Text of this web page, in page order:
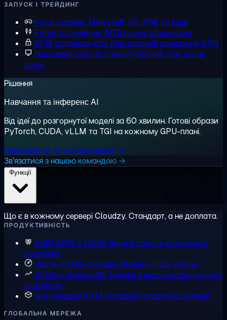
ЗАПУСК І ТРЕЙДИНГ
Ігрові сервери Minecraft, CS, ARK та інше
Forex та трейдинг MT5 поруч із брокером
VPN та приватністьВаш власний приватний VPN
Віддалена робоча станціяРобочий стіл, що не
спить
Рішення
Навчання та інференс AI
Від ідеї до розгорнутої моделі за 60 хвилин. Готові образи
PyTorch, CUDA, vLLM та TGI на кожному GPU-плані.
Переглянути AI-навантаження →
Зв'язатися з нашою командою →
Що є в кожному сервері Cloudzy. Стандарт, а не доплата.
ПРОДУКТИВНІСТЬ
AMD EPYC + DDR5 Ядра й пам'ять останнього
покоління
Чисте NVMe-сховищеЖодних HDD, ніколи
10 Gbps Bandwidth Тарифи з високою пропускною
здатністю
Віртуалізація KVM Справжня апаратна ізоляція
ГЛОБАЛЬНА МЕРЕЖА